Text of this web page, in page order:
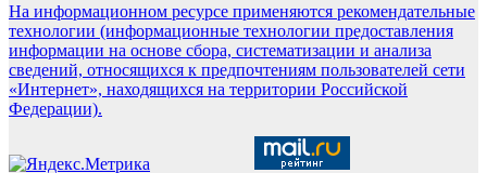
На информационном ресурсе применяются рекомендательные
технологии (информационные технологии предоставления
информации на основе сбора, систематизации и анализа
сведений, относящихся к предпочтениям пользователей сети
«Интернет», находящихся на территории Российской
Федерации).